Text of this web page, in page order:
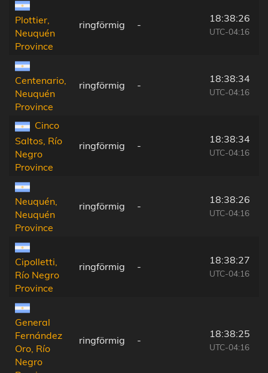
Plottier,
Neuquén
Province
ringförmig -
18:38:26
UTC-04:16
Centenario,
Neuquén
Province
ringförmig -
18:38:34
UTC-04:16
Cinco
Saltos, Río
Negro
Province
ringförmig -
18:38:34
UTC-04:16
Neuquén,
Neuquén
Province
ringförmig -
18:38:26
UTC-04:16
Cipolletti,
Río Negro
Province
ringförmig -
18:38:27
UTC-04:16
General
Fernández
Oro, Río
Negro
ringförmig -
18:38:25
UTC-04:16